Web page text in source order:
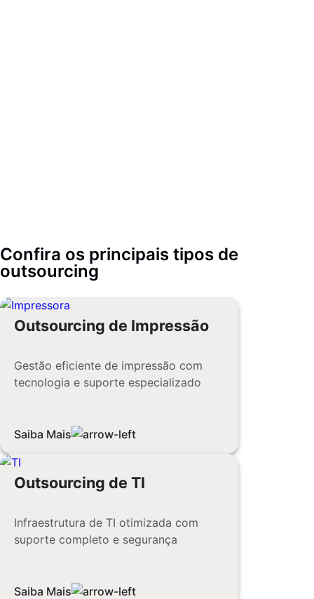
Confira os principais tipos de
outsourcing
Outsourcing de Impressão
Gestão eficiente de impressão com
tecnologia e suporte especializado
Saiba Mais
Outsourcing de TI
Infraestrutura de TI otimizada com
suporte completo e segurança
Saiba Mais